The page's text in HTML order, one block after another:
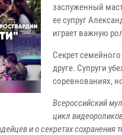
заслуженный
ее супруг
играет важную
Секрет
друге. Супруги
соревнованиях,
Всероссийский
цикл
и о секретах сохранения